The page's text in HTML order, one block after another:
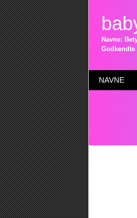
Navne:
NAVNE